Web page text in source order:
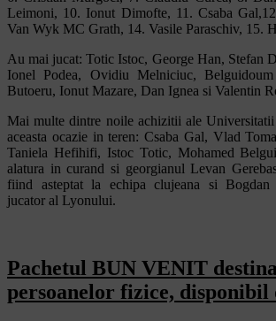
Leimoni, 10. Ionut Dimofte, 11. Csaba
Van Wyk MC Grath, 14. Vasile Paraschiv, 15.
Au mai jucat: Totic Istoc, George Han, Stefan
Ionel Podea, Ovidiu Melniciuc,
Butoeru, Ionut Mazare, Dan Ignea si Valentin
Mai multe dintre noile achizitii ale
aceasta ocazie in teren: Csaba Gal, Vlad
Taniela Hefihifi, Istoc Totic, Mohamed
alatura in curand si georgianul Levan
fiind asteptat la echipa clujeana si Bogdan
jucator al Lyonului.
Pachetul BUN VENIT
persoanelor fizice, disponibil